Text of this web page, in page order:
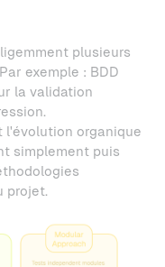
plusieurs
exemple : BDD
la validation
l'évolution organique
simplement puis
projet.